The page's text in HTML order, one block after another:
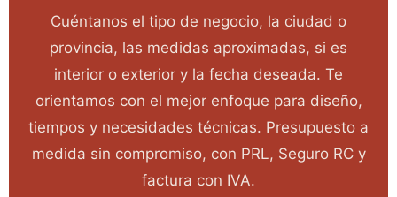
Cuéntanos el tipo de negocio, la ciudad o
provincia, las medidas aproximadas, si es
interior o exterior y la fecha deseada. Te
orientamos con el mejor enfoque para diseño,
tiempos y necesidades técnicas. Presupuesto a
medida sin compromiso, con PRL, Seguro RC y
factura con IVA.